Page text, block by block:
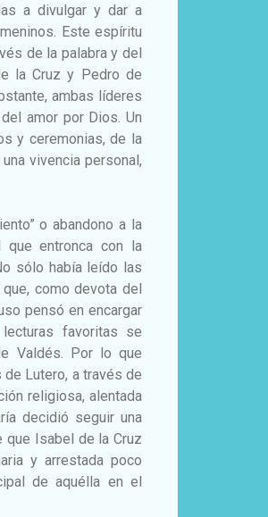
a divulgar y dar a
Este espíritu
de la palabra y del
la Cruz y Pedro de
ambas líderes
amor por Dios. Un
y ceremonias, de la
vivencia personal,
o abandono a la
que entronca con la
sólo había leído las
como devota del
pensó en encargar
favoritas se
Valdés. Por lo que
Lutero, a través de
religiosa, alentada
decidió seguir una
que Isabel de la Cruz
y arrestada poco
de aquélla en el